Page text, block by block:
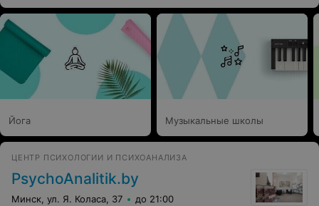
раз спасибо Вам за Вашу работу!
Йога Музыкальные школы
ЦЕНТР ПСИХОЛОГИИ И ПСИХОАНАЛИЗА
PsychoAnalitik.by
Минск, ул. Я. Коласа, 37 до 21:00